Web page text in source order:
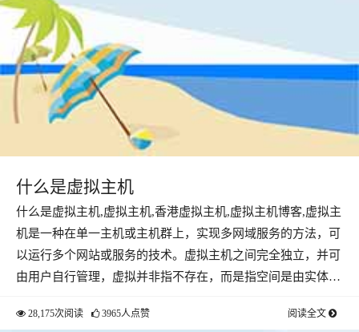
什么是虚拟主机
什么是虚拟主机,虚拟主机,香港虚拟主机,虚拟主机博客,虚拟主
机是一种在单一主机或主机群上，实现多网域服务的方法，可
以运行多个网站或服务的技术。虚拟主机之间完全独立，并可
由用户自行管理，虚拟并非指不存在，而是指空间是由实体…
28,175次阅读 3965人点赞 阅读全文